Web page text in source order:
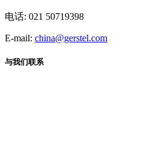
电话: 021 50719398
E-mail: china@gerstel.com
与我们联系